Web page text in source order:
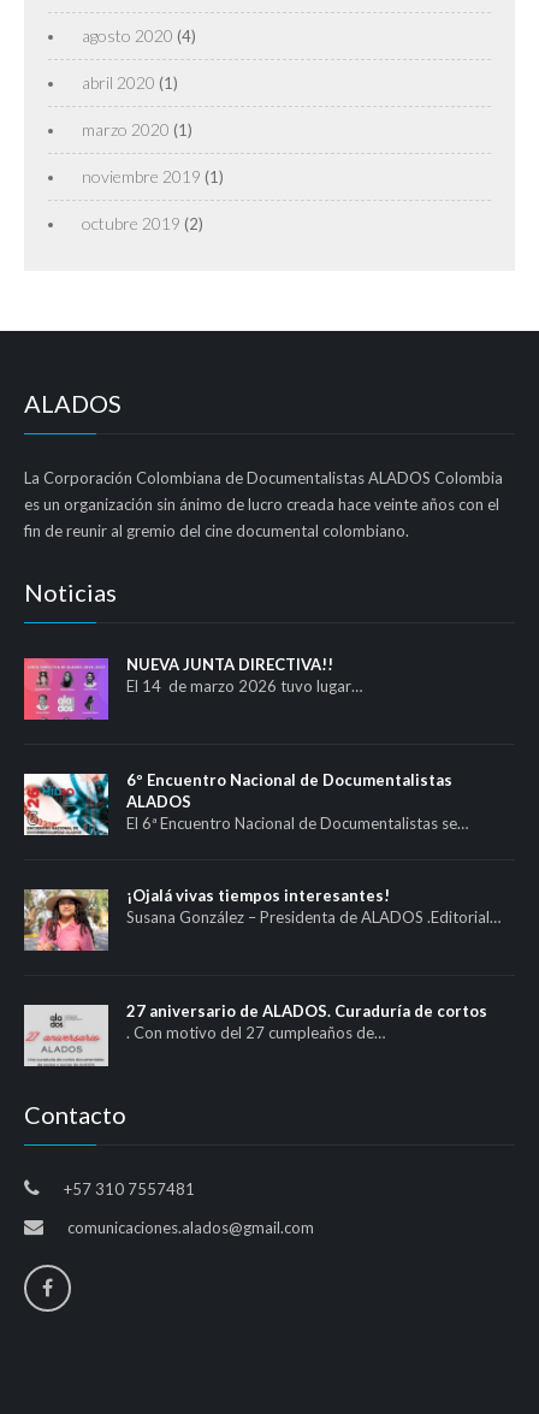
agosto 2020 (4)
abril 2020 (1)
marzo 2020 (1)
noviembre 2019 (1)
octubre 2019 (2)
ALADOS
La Corporación Colombiana de Documentalistas ALADOS Colombia
es un organización sin ánimo de lucro creada hace veinte años con el
fin de reunir al gremio del cine documental colombiano.
Noticias
NUEVA JUNTA DIRECTIVA!!
El 14 de marzo 2026 tuvo lugar…
6º Encuentro Nacional de Documentalistas
ALADOS
El 6ª Encuentro Nacional de Documentalistas se…
¡Ojalá vivas tiempos interesantes!
Susana González – Presidenta de ALADOS .Editorial…
27 aniversario de ALADOS. Curaduría de cortos
. Con motivo del 27 cumpleaños de…
Contacto
+57 310 7557481
comunicaciones.alados@gmail.com